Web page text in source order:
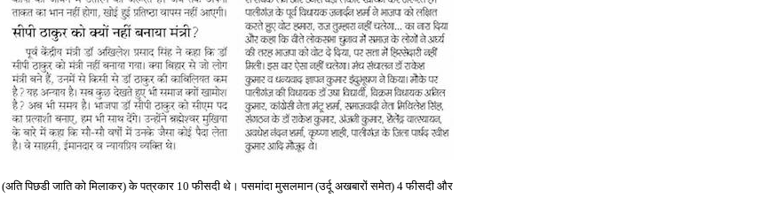
(अति पिछडी जाति को मिलाकर)के पत्रकार 10फीसदी थे। पसमांदा मुसलमान(उर्दू अखबारों समेत) 4फीसदी और